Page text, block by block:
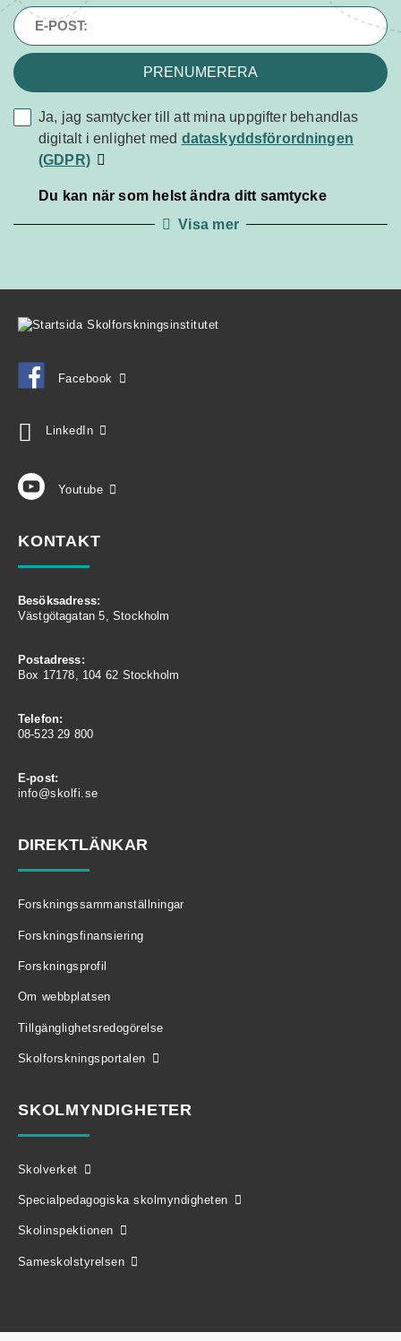
PRENUMERERA
Ja, jag samtycker till att mina uppgifter behandlas
digitalt i enlighet med dataskyddsförordningen
dataskyddsförordningen
(GDPR)
Du kan när som helst ändra ditt samtycke
Visa mer
Facebook
LinkedIn
Youtube
KONTAKT
Besöksadress:
Västgötagatan 5, Stockholm
Postadress:
Box 17178, 104 62 Stockholm
Telefon:
08-523 29 800
E-post:
info@skolfi.se
DIREKTLÄNKAR
Forskningssammanställningar
Forskningsfinansiering
Forskningsprofil
Om webbplatsen
Tillgänglighetsredogörelse
Skolforskningsportalen
SKOLMYNDIGHETER
Skolverket
Specialpedagogiska skolmyndigheten
Skolinspektionen
Sameskolstyrelsen